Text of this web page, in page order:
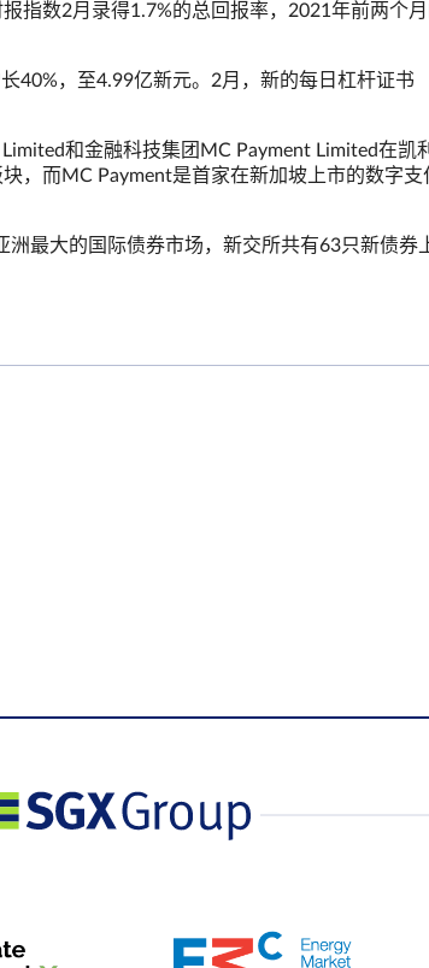
指数2月录得1.7%的总回报率，2021年前两个
40%，至4.99亿新元。2月，新的每日杠杆证书
和金融科技集团MC Payment Limited在凯
，而MC Payment是首家在新加坡上市的数字支
最大的国际债券市场，新交所共有63只新债券